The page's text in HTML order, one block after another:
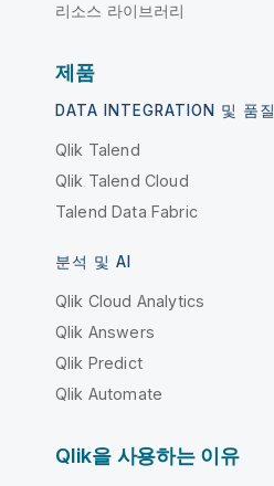
리소스 라이브러리
제품
DATA INTEGRATION 및 품질
Qlik Talend
Qlik Talend Cloud
Talend Data Fabric
분석 및 AI
Qlik Cloud Analytics
Qlik Answers
Qlik Predict
Qlik Automate
Qlik을 사용하는 이유